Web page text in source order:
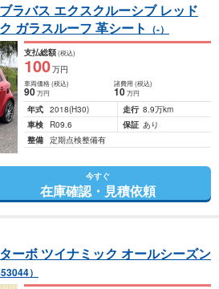
ラバス エクスクルーシブ レッド
ガラスルーフ 革シート （-）
支払総額(税込)
100万円
車両価格(税込)
90万円
諸費用 (税込)
10 万円
年式 2018(H30) 走行 8.9万km
車検
R09.6 保証 あり
整備 定期点検整備有
今すぐ
在庫確認・見積依頼
ーボ ツイナミック オールシーズン
）